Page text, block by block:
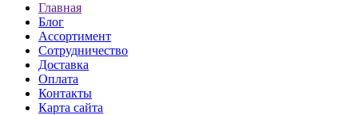
Главная
Блог
Ассортимент
Сотрудничество
Доставка
Оплата
Контакты
Карта сайта